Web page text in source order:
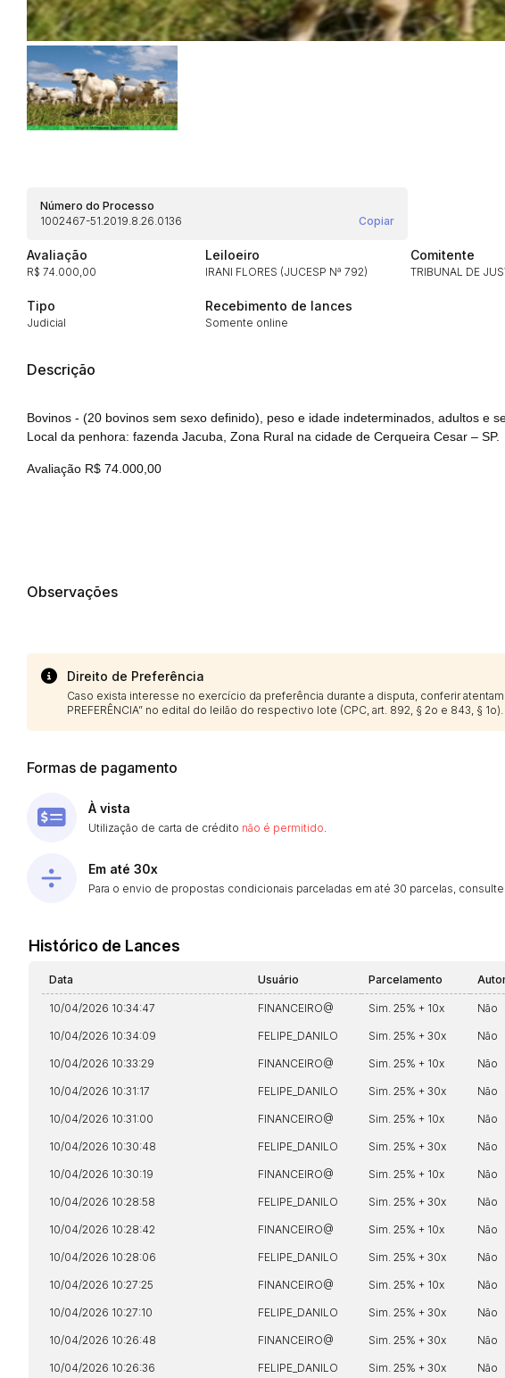
Número do Processo
1002467-51.2019.8.26.0136
Copiar
Avaliação
R$ 74.000,00
Leiloeiro
IRANI FLORES (JUCESP Nª 792)
Comitente
TRIBUNAL DE
Tipo
Judicial
Recebimento de lances
Somente online
Descrição
Bovinos - (20 bovinos sem sexo definido), peso e idade indeterminados, adultos e
Local da penhora: fazenda Jacuba, Zona Rural na cidade de Cerqueira Cesar – SP.
Avaliação R$ 74.000,00
Observações
Direito de Preferência
Caso exista interesse no exercício da preferência durante a disputa, conferir
PREFERÊNCIA” no edital do leilão do respectivo lote (CPC, art. 892, § 2o e 843, § 1o).
Formas de pagamento
À vista
Utilização de carta de crédito não é permitido.
Em até 30x
Para o envio de propostas condicionais parceladas em até 30 parcelas,
Histórico de Lances
Data Usuário Parcelamento
10/04/2026 10:34:47 FINANCEIRO@ Sim. 25% + 10x Não
10/04/2026 10:34:09 FELIPE_DANILO Sim. 25% + 30x Não
10/04/2026 10:33:29 FINANCEIRO@ Sim. 25% + 10x Não
10/04/2026 10:31:17 FELIPE_DANILO Sim. 25% + 30x Não
10/04/2026 10:31:00 FINANCEIRO@ Sim. 25% + 10x Não
10/04/2026 10:30:48 FELIPE_DANILO Sim. 25% + 30x Não
10/04/2026 10:30:19 FINANCEIRO@ Sim. 25% + 10x Não
10/04/2026 10:28:58 FELIPE_DANILO Sim. 25% + 30x Não
10/04/2026 10:28:42 FINANCEIRO@ Sim. 25% + 10x Não
10/04/2026 10:28:06 FELIPE_DANILO Sim. 25% + 30x Não
10/04/2026 10:27:25 FINANCEIRO@ Sim. 25% + 10x Não
10/04/2026 10:27:10 FELIPE_DANILO Sim. 25% + 30x Não
10/04/2026 10:26:48 FINANCEIRO@ Sim. 25% + 30x Não
10/04/2026 10:26:36 FELIPE_DANILO Sim. 25% + 30x Não